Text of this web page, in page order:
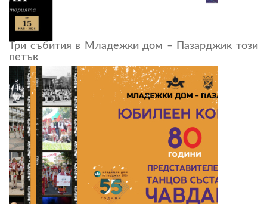
Три събития в Младежки дом – Пазарджик този
петък